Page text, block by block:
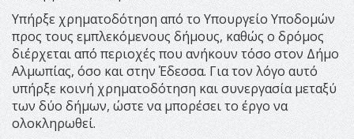
Υπήρξε χρηματοδότηση από το Υπουργείο Υποδομών
προς τους εμπλεκόμενους δήμους, καθώς ο δρόμος
διέρχεται από περιοχές που ανήκουν τόσο στον Δήμο
Αλμωπίας, όσο και στην Έδεσσα. Για τον λόγο αυτό
υπήρξε κοινή χρηματοδότηση και συνεργασία μεταξύ
των δύο δήμων, ώστε να μπορέσει το έργο να
ολοκληρωθεί.